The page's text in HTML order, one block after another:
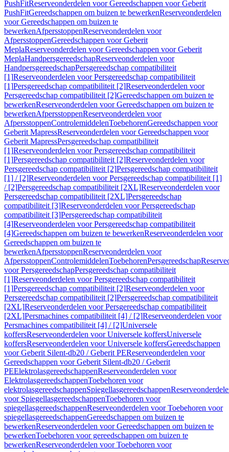
PushFitReserveonderdelen voor Gereedschappen voor Geberit
PushFitGereedschappen om buizen te bewerkenReserveonderdelen
voor Gereedschappen om buizen te
bewerkenAfpersstoppenReserveonderdelen voor
AfpersstoppenGereedschappen voor Geberit
MeplaReserveonderdelen voor Gereedschappen voor Geberit
MeplaHandpersgereedschapReserveonderdelen voor
HandpersgereedschapPersgereedschap compatibiliteit
[1]Reserveonderdelen voor Persgereedschap compatibiliteit
[1]Persgereedschap compatibiliteit [2]Reserveonderdelen voor
Persgereedschap compatibiliteit [2]Gereedschappen om buizen te
bewerkenReserveonderdelen voor Gereedschappen om buizen te
bewerkenAfpersstoppenReserveonderdelen voor
AfpersstoppenControlemiddelenToebehorenGereedschappen voor
Geberit MapressReserveonderdelen voor Gereedschappen voor
Geberit MapressPersgereedschap compatibiliteit
[1]Reserveonderdelen voor Persgereedschap compatibiliteit
[1]Persgereedschap compatibiliteit [2]Reserveonderdelen voor
Persgereedschap compatibiliteit [2]Persgereedschap compatibiliteit
[1] / [2]Reserveonderdelen voor Persgereedschap compatibiliteit [1]
/ [2]Persgereedschap compatibiliteit [2XL]Reserveonderdelen voor
Persgereedschap compatibiliteit [2XL]Persgereedschap
compatibiliteit [3]Reserveonderdelen voor Persgereedschap
compatibiliteit [3]Persgereedschap compatibiliteit
[4]Reserveonderdelen voor Persgereedschap compatibiliteit
[4]Gereedschappen om buizen te bewerkenReserveonderdelen voor
Gereedschappen om buizen te
bewerkenAfpersstoppenReserveonderdelen voor
AfpersstoppenControlemiddelenToebehorenPersgereedschap
voor PersgereedschapPersgereedschap compatibiliteit
[1]Reserveonderdelen voor Persgereedschap compatibiliteit
[1]Persgereedschap compatibiliteit [2]Reserveonderdelen voor
Persgereedschap compatibiliteit [2]Persgereedschap compatibiliteit
[2XL]Reserveonderdelen voor Persgereedschap compatibiliteit
[2XL]Persmachines compatibiliteit [4] / [2]Reserveonderdelen voor
Persmachines compatibiliteit [4] / [2]Universele
koffersReserveonderdelen voor Universele koffersUniversele
koffersReserveonderdelen voor Universele koffersGereedschappen
voor Geberit Silent-db20 / Geberit PEReserveonderdelen voor
Gereedschappen voor Geberit Silent-db20 / Geberit
PEElektrolasgereedschappenReserveonderdelen voor
ElektrolasgereedschappenToebehoren voor
elektrolasgereedschappenSpiegellasgereedschappen
voor SpiegellasgereedschappenToebehoren voor
spiegellasgereedschappenReserveonderdelen voor Toebehoren voor
spiegellasgereedschappenGereedschappen om buizen te
bewerkenReserveonderdelen voor Gereedschappen om buizen te
bewerkenToebehoren voor gereedschappen om buizen te
bewerkenReserveonderdelen voor Toebehoren voor